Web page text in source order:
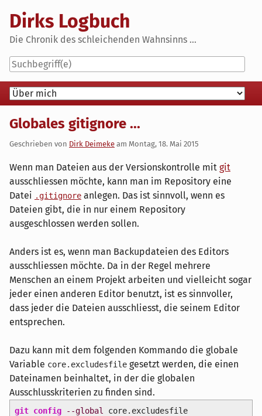
content
Dirks Logbuch
Die Chronik des schleichenden Wahnsinns ...
Navigation
Globales gitignore ...
Geschrieben von Dirk Deimeke am Montag, 18. Mai 2015
Wenn man Dateien aus der Versionskontrolle mit git
ausschliessen möchte, kann man im Repository eine
Datei .gitignore anlegen. Das ist sinnvoll, wenn es
Dateien gibt, die in nur einem Repository
ausgeschlossen werden sollen.
Anders ist es, wenn man Backupdateien des Editors
ausschliessen möchte. Da in der Regel mehrere
Menschen an einem Projekt arbeiten und vielleicht sogar
jeder einen anderen Editor benutzt, ist es sinnvoller,
dass jeder die Dateien ausschliesst, die seinem Editor
entsprechen.
Dazu kann mit dem folgenden Kommando die globale
Variable core.excludesfile gesetzt werden, die einen
Dateinamen beinhaltet, in der die globalen
Ausschlusskriterien zu finden sind.
git config --global
core.excludesfile